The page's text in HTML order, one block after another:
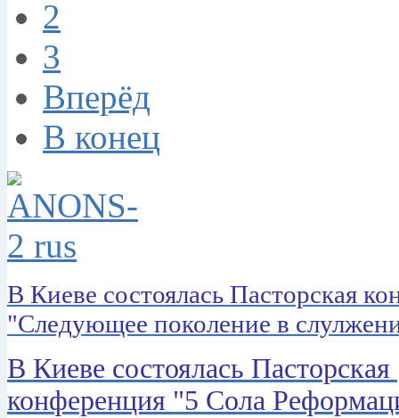
2
3
Вперёд
В конец
В Киеве состоялась Пасторская
"Следующее поколение в
В Киеве состоялась Пасторская
конференция "5 Сола